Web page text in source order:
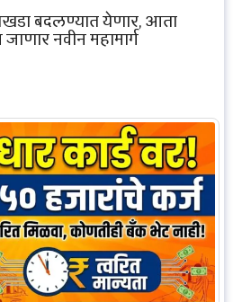
बदलण्यात येणार, आता
नवीन महामार्ग